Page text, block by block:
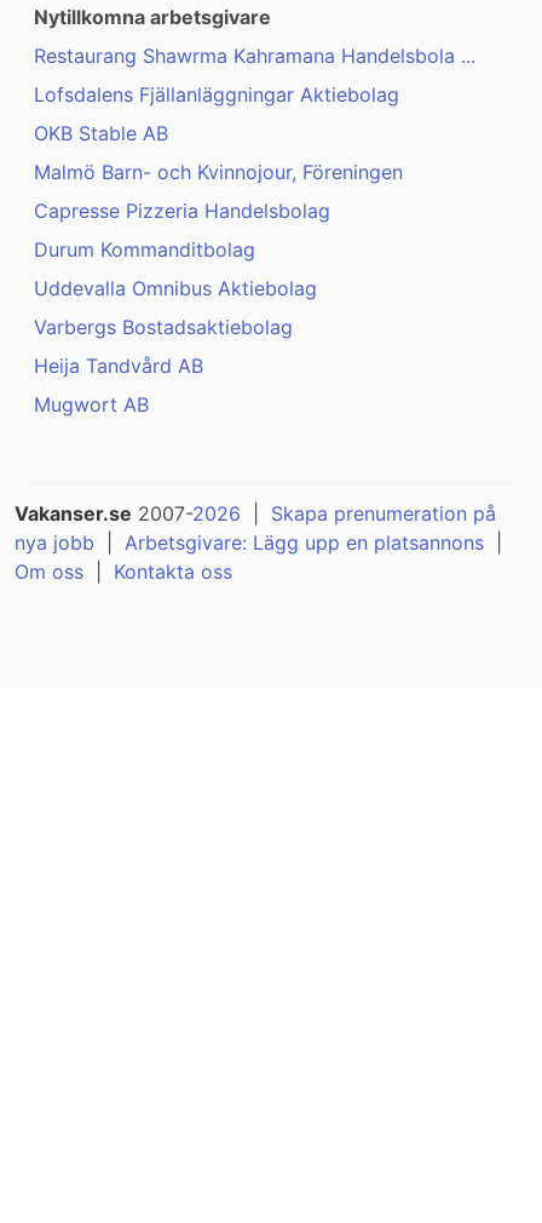
Nytillkomna arbetsgivare
Restaurang Shawrma Kahramana Handelsbola ...
Lofsdalens Fjällanläggningar Aktiebolag
OKB Stable AB
Malmö Barn- och Kvinnojour, Föreningen
Capresse Pizzeria Handelsbolag
Durum Kommanditbolag
Uddevalla Omnibus Aktiebolag
Varbergs Bostadsaktiebolag
Heija Tandvård AB
Mugwort AB
Vakanser.se 2007-2026
Skapa prenumeration på
nya jobb
Arbetsgivare: Lägg upp en platsannons
Om oss
Kontakta oss